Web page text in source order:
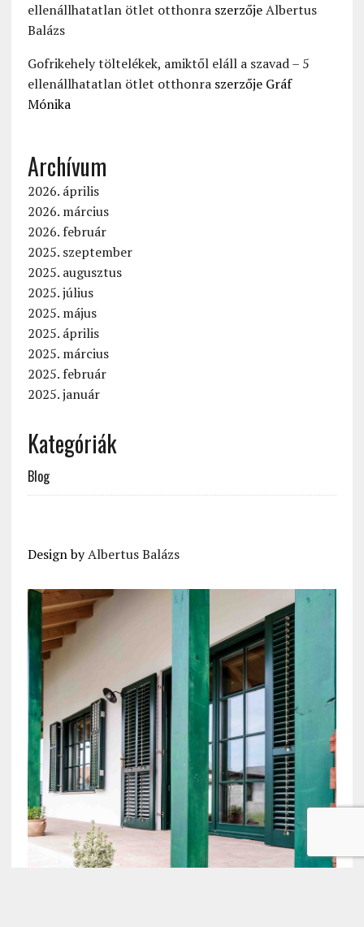
ellenállhatatlan ötlet otthonraszerzőjeAlbertus
Balázs
Gofrikehely töltelékek, amiktől eláll a szavad – 5
ellenállhatatlan ötlet otthonraszerzője Gráf
Mónika
Archívum
2026. április
2026. március
2026. február
2025. szeptember
2025. augusztus
2025. július
2025. május
2025. április
2025. március
2025. február
2025. január
Kategóriák
Blog
Design byAlbertus Balázs